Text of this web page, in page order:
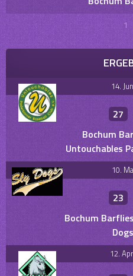
1
14.
27
Bochum
Untouchables
10.
23
Bochum
12.